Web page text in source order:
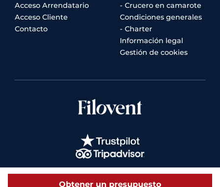
Obtener un presupuesto
Acceso Arrendatario
Acceso Cliente
Contacto
- Crucero en camarote
Condiciones generales
- Charter
Información legal
Gestión de cookies